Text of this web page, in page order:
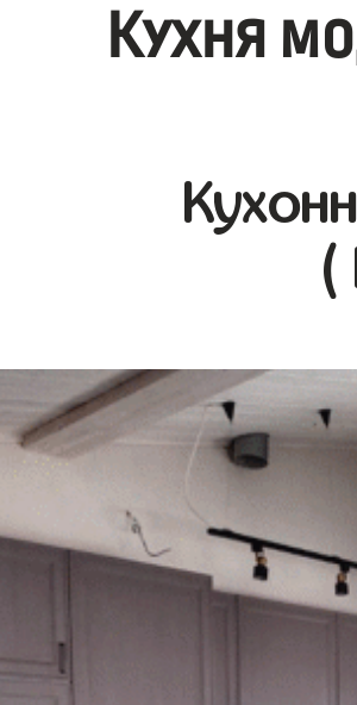
Кухня
(